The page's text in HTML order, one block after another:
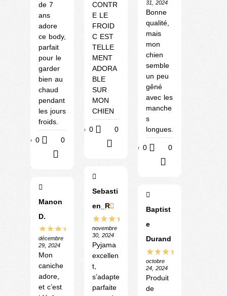
de 7
ans
adore
ce body,
parfait
pour le
garder
bien au
chaud
pendant
les jours
froids.
Utile 0 0
Manon
D.
décembre
29, 2024
Mon
caniche
adore,
et c’est
CONTR
E LE
FROID
C EST
TELLE
MENT
ADORA
BLE
SUR
MON
CHIEN
Utile 0 0
Sebasti
en_R
novembre
30, 2024
Pyjama
excellen
t,
s’adapte
parfaite
31, 2024
Bonne
qualité,
mais
mon
chien
semble
un peu
gêné
avec les
manche
s
longues.
Utile 0 0
Baptist
e
Durand
octobre
24, 2024
Produit
de